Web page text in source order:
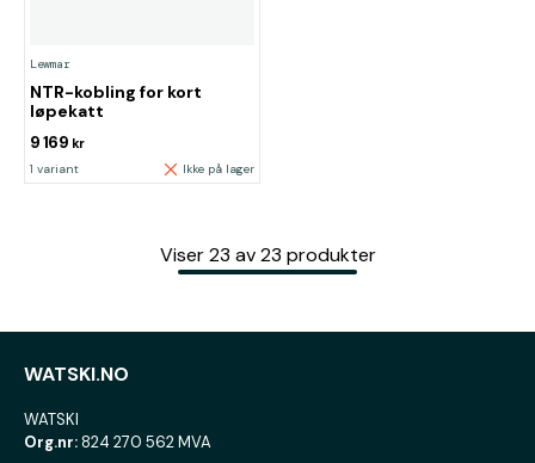
Lewmar
NTR-kobling for kort
løpekatt
9 169 kr
1 variant Ikke på lager
Viser 23 av 23 produkter
WATSKI.NO
WATSKI
Org.nr:824 270 562 MVA